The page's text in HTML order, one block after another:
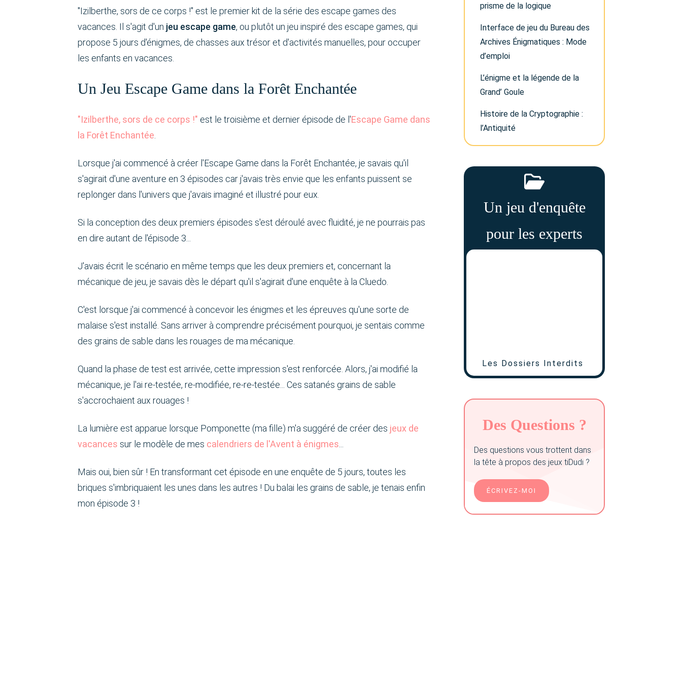
"Izilberthe, sors de ce corps !" est le premier kit de la série des escape games des
vacances. Il s'agit d'un jeu escape game, ou plutôt un jeu inspiré des escape games, qui
propose 5 jours d'énigmes, de chasses aux trésor et d'activités manuelles, pour occuper
les enfants en vacances.
Un Jeu Escape Game dans la Forêt Enchantée
"Izilberthe, sors de ce corps !" est le troisième et dernier épisode de l'Escape Game dans
la Forêt Enchantée
Lorsque j'ai commencé à créer l'Escape Game dans la Forêt Enchantée, je savais qu'il
s'agirait d'une aventure en 3 épisodes car j'avais très envie que les enfants puissent se
replonger dans l'univers que j'avais imaginé et illustré pour eux.
Si la conception des deux premiers épisodes s'est déroulé avec fluidité, je ne pourrais pas
en dire autant de l'épisode 3...
J'avais écrit le scénario en même temps que les deux premiers et, concernant la
mécanique de jeu, je savais dès le départ qu'il s'agirait d'une enquête à la Cluedo.
C'est lorsque j'ai commencé à concevoir les énigmes et les épreuves qu'une sorte de
malaise s'est installé. Sans arriver à comprendre précisément pourquoi, je sentais comme
des grains de sable dans les rouages de ma mécanique.
Quand la phase de test est arrivée, cette impression s'est renforcée. Alors, j'ai modifié la
mécanique, je l'ai re-testée, re-modifiée, re-re-testée... Ces satanés grains de sable
s'accrochaient aux rouages !
La lumière est apparue lorsque Pomponette (ma fille) m'a suggéré de créer des jeux de
vacances sur le modèle de mes calendriers de l'Avent à énigmes
Mais oui, bien sûr ! En transformant cet épisode en une enquête de 5 jours, toutes les
briques s'imbriquaient les unes dans les autres ! Du balai les grains de sable, je tenais enfin
mon épisode 3 !
prisme de la logique
Interface de jeu du Bureau des
Archives Énigmatiques : Mode
d’emploi
L’énigme et la légende de la
Grand’ Goule
Histoire de la Cryptographie :
l’Antiquité
Un jeu d'enquête
pour les experts
Les Dossiers Interdits
Des Questions ?
Des questions vous trottent dans
la tête à propos des jeux tiDudi ?
ÉCRIVEZ-MOI